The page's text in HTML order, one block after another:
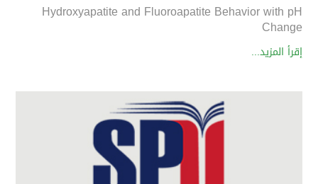
Hydroxyapatite and Fluoroapatite Behavior with pH
Change
إقرأ المزيد...